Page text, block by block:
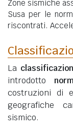
Zone sismiche
Susa per le
riscontrati.
La
introdotto
costruzioni di
geografiche
sismico.